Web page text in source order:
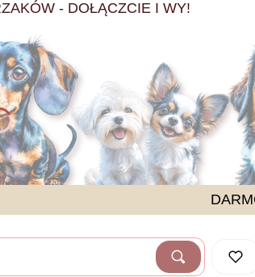
- DOŁĄCZCIE I WY!
WyczyśćSzukaj